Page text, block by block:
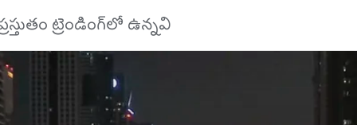
ట్రెండింగ్‌లో ఉన్నవి